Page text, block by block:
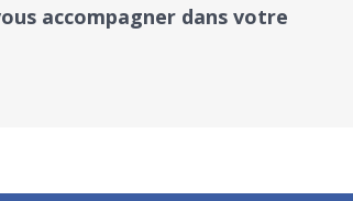
accompagner dans votre